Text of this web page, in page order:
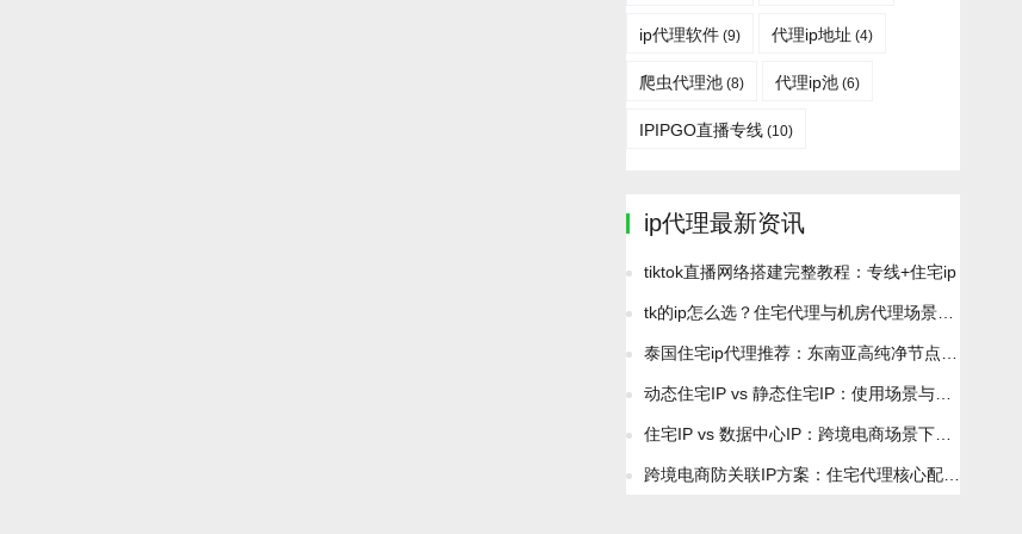
ip代理软件 (9) 代理ip地址 (4)
爬虫代理池 (8) 代理ip池 (6)
IPIPGO直播专线 (10)
ip代理最新资讯
tiktok直播网络搭建完整教程：专线+住宅ip